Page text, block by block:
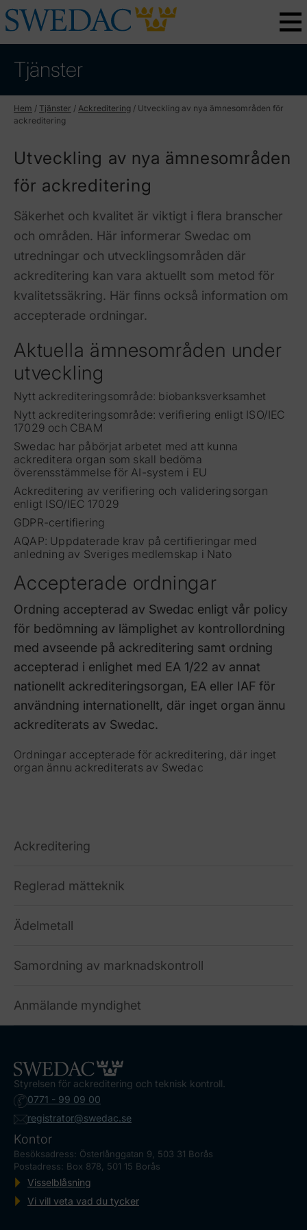
Tjänster
Hem / Tjänster / Ackreditering / Utveckling av nya ämnesområden för
ackreditering
Utveckling av nya ämnesområden
för ackreditering
Säkerhet och kvalitet är viktigt i flera branscher
och områden. Här informerar Swedac om
utredningar och utvecklingsområden där
ackreditering kan vara aktuellt som metod för
kvalitetssäkring. Här finns också information om
accepterade ordningar.
Aktuella ämnesområden under
utveckling
Nytt ackrediteringsområde: biobanksverksamhet
Nytt ackrediteringsområde: verifiering enligt ISO/IEC
17029 och CBAM
Swedac har påbörjat arbetet med att kunna
ackreditera organ som skall bedöma
överensstämmelse för AI-system i EU
Ackreditering av verifiering och valideringsorgan
enligt ISO/IEC 17029
GDPR-certifiering
AQAP: Uppdaterade krav på certifieringar med
anledning av Sveriges medlemskap i Nato
Accepterade ordningar
Ordning accepterad av Swedac enligt vår policy
för bedömning av lämplighet av kontrollordning
med avseende på ackreditering samt ordning
accepterad i enlighet med EA 1/22 av annat
nationellt ackrediteringsorgan, EA eller IAF för
användning internationellt, där inget organ ännu
ackrediterats av Swedac.
Ordningar accepterade för ackreditering, där inget
organ ännu ackrediterats av Swedac
Ackreditering
Reglerad mätteknik
Ädelmetall
Samordning av marknadskontroll
Anmälande myndighet
Styrelsen för ackreditering och teknisk kontroll.
0771 - 99 09 00
registrator@swedac.se
Kontor
Besöksadress: Österlånggatan 9, 503 31 Borås
Postadress: Box 878, 501 15 Borås
Visselblåsning
Vi vill veta vad du tycker